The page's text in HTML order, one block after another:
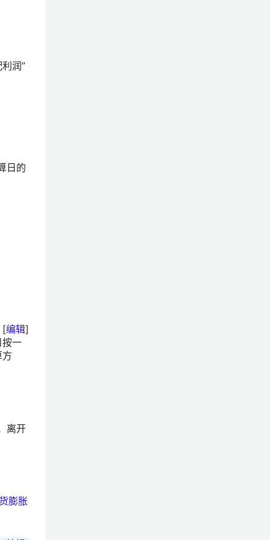
润”
日的
[编辑]
按一
离开
膨胀